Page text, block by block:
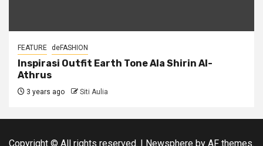
FEATURE deFASHION
Inspirasi Outfit Earth Tone Ala Shirin Al-
Athrus
3 years ago Siti Aulia
Copyright © All rights reserved. Newsphere by AF themes.